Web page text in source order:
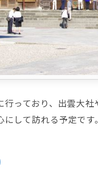
っており、出雲大
して訪れる予定です。